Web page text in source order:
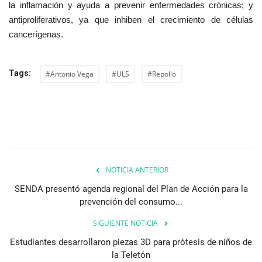
la inflamación y ayuda a prevenir enfermedades crónicas; y
antiproliferativos, ya que inhiben el crecimiento de células
cancerígenas.
Tags: #Antonio Vega #ULS #Repollo
NOTICIA ANTERIOR
SENDA presentó agenda regional del Plan de Acción para la
prevención del consumo...
SIGUIENTE NOTICIA
Estudiantes desarrollaron piezas 3D para prótesis de niños de
la Teletón